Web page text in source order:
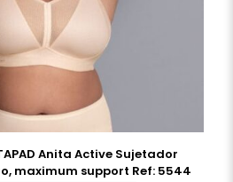
Anita Active Sujetador
maximum support Ref: 5544